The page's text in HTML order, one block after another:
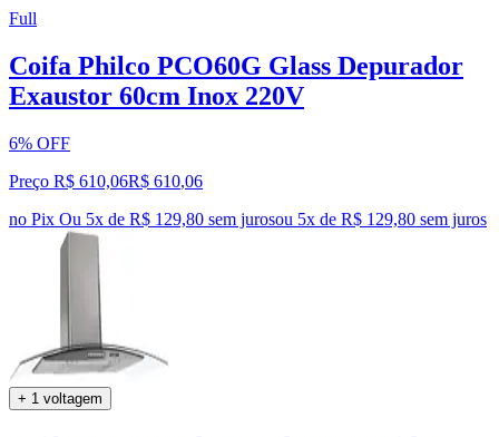
Full
Coifa Philco PCO60G Glass Depurador
Exaustor 60cm Inox 220V
6% OFF
Preço R$ 610,06R$ 610,06
no Pix Ou 5x de R$ 129,80 sem jurosou 5x de R$ 129,80 sem juros
+ 1 voltagem